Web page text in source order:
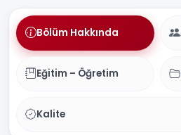
Bölüm Hakkında
Eğitim – Öğretim
Kalite